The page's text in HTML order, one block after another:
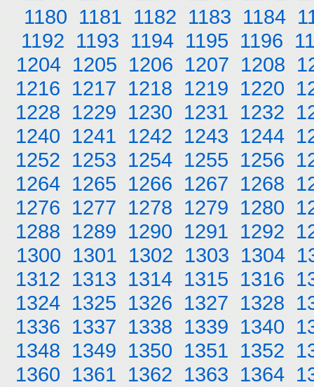
1180 1181 1182 1183 1184
1192 1193 1194 1195 1196
1204 1205 1206 1207 1208
1216 1217 1218 1219 1220
1228 1229 1230 1231 1232
1240 1241 1242 1243 1244
1252 1253 1254 1255 1256
1264 1265 1266 1267 1268
1276 1277 1278 1279 1280
1288 1289 1290 1291 1292
1300 1301 1302 1303 1304
1312 1313 1314 1315 1316
1324 1325 1326 1327 1328
1336 1337 1338 1339 1340
1348 1349 1350 1351 1352
1360 1361 1362 1363 1364